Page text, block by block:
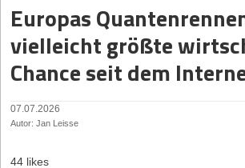
Europas
vielleicht größte
Chance seit dem
07.07.2026
Autor: Jan Leisse
44 likes